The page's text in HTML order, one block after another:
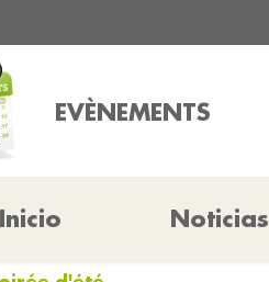
EVÈNEMENTS
Inicio Noticias